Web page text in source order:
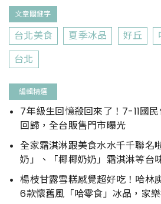
文章關鍵字
台北美食 夏季冰品 好丘
台北
編輯精選
7年級生回憶殺回來了！7-11國
回歸，全台販售門市曝光
全家霜淇淋跟美食水水千千聯名
奶」、「椰椰奶奶」霜淇淋等台
楊枝甘露雪糕感覺超好吃！哈林
6款懷舊風「哈零食」冰品，家